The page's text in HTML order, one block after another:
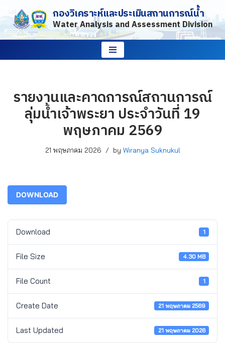
Skip
to
กองวิเคราะห์และประเมินสถานการณ์น้ำ
Water Analysis and Assessment Division
รายงานและคาดการณ์สถานการณ์
ลุ่มน้ำเจ้าพระยา ประจำวันที่ 19
พฤษภาคม 2569
21 พฤษภาคม 2026 by Wiranya Suknukul
DOWNLOAD
Download 1
File Size 4.30 MB
File Count 1
Create Date 21 พฤษภาคม 2569
Last Updated 21 พฤษภาคม 2026